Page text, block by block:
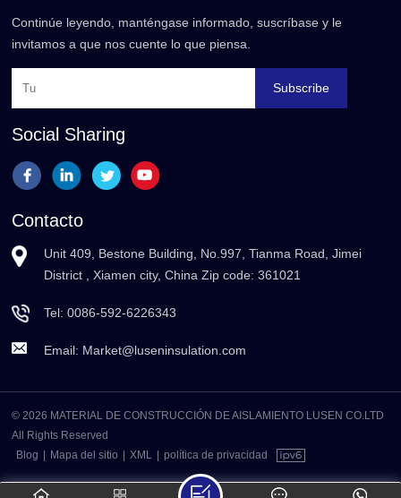
Continúe leyendo, manténgase informado, suscríbase y le
invitamos a que nos cuente lo que piensa.
Subscribe
Social Sharing
Contacto
Unit 409, Bestone Building, No.997, Tianma Road, Jimei
District , Xiamen city, China Zip code: 361021
Tel:0086-592-6226343
Email: Market@luseninsulation.com
© 2026 MATERIAL DE CONSTRUCCIÓN DE AISLAMIENTO LUSEN CO.LTD
All Rights Reserved
Blog
Mapa del sitio XML política de privacidad